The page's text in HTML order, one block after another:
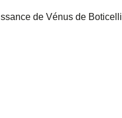
de Vénus de Boticelli